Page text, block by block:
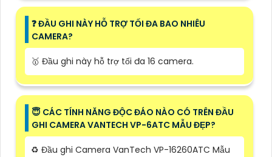
️❓ ĐẦU GHI NÀY HỖ TRỢ TỐI ĐA BAO NHIÊU
CAMERA?
🥇 Đầu ghi này hỗ trợ tối đa 16 camera.
😇 CÁC TÍNH NĂNG ĐỘC ĐÁO NÀO CÓ TRÊN ĐẦU
GHI CAMERA VANTECH VP-6ATC MẪU ĐẸP?
♻️ Đầu ghi Camera VanTech VP-16260ATC Mẫu